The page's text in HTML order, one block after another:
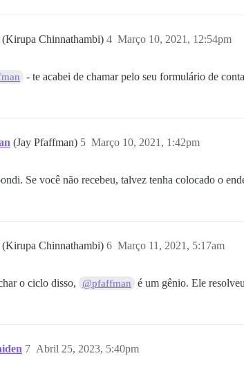
(Kirupa Chinnathambi) Março 10, 2021, 12:54pm
4
- te acabei de chamar pelo seu formulário de
(Jay Pfaffman) Março 10, 2021, 1:42pm
5
Se você não recebeu, talvez tenha colocado o
(Kirupa Chinnathambi) Março 11, 2021, 5:17am
6
o ciclo disso, @pfaffman é um gênio. Ele
Abril 25, 2023, 5:40pm
7